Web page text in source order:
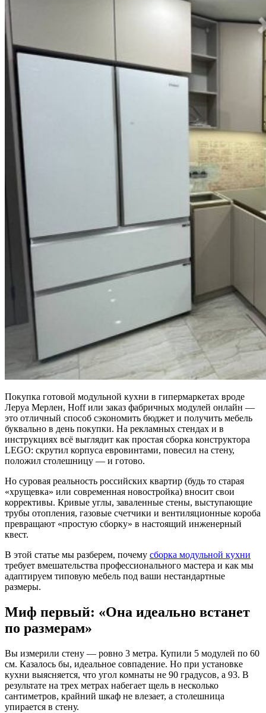
Покупка готовой модульной кухни в гипермаркетах вроде
Леруа Мерлен, Hoff или заказ фабричных модулей онлайн —
это отличный способ сэкономить бюджет и получить мебель
буквально в день покупки. На рекламных стендах и в
инструкциях всё выглядит как простая сборка конструктора
LEGO: скрутил корпуса евровинтами, повесил на стену,
положил столешницу — и готово.
Но суровая реальность российских квартир (будь то старая
«хрущевка» или современная новостройка) вносит свои
коррективы. Кривые углы, заваленные стены, выступающие
трубы отопления, газовые счетчики и вентиляционные короба
превращают «простую сборку» в настоящий инженерный
квест.
В этой статье мы разберем, почему сборка модульной кухни
требует вмешательства профессионального мастера и как мы
адаптируем типовую мебель под ваши нестандартные
размеры.
Миф первый: «Она идеально встанет
по размерам»
Вы измерили стену — ровно 3 метра. Купили 5 модулей по 60
см. Казалось бы, идеальное совпадение. Но при установке
кухни выясняется, что угол комнаты не 90 градусов, а 93. В
результате на трех метрах набегает щель в несколько
сантиметров, крайний шкаф не влезает, а столешница
упирается в стену.